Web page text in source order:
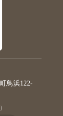
鳥浜122-